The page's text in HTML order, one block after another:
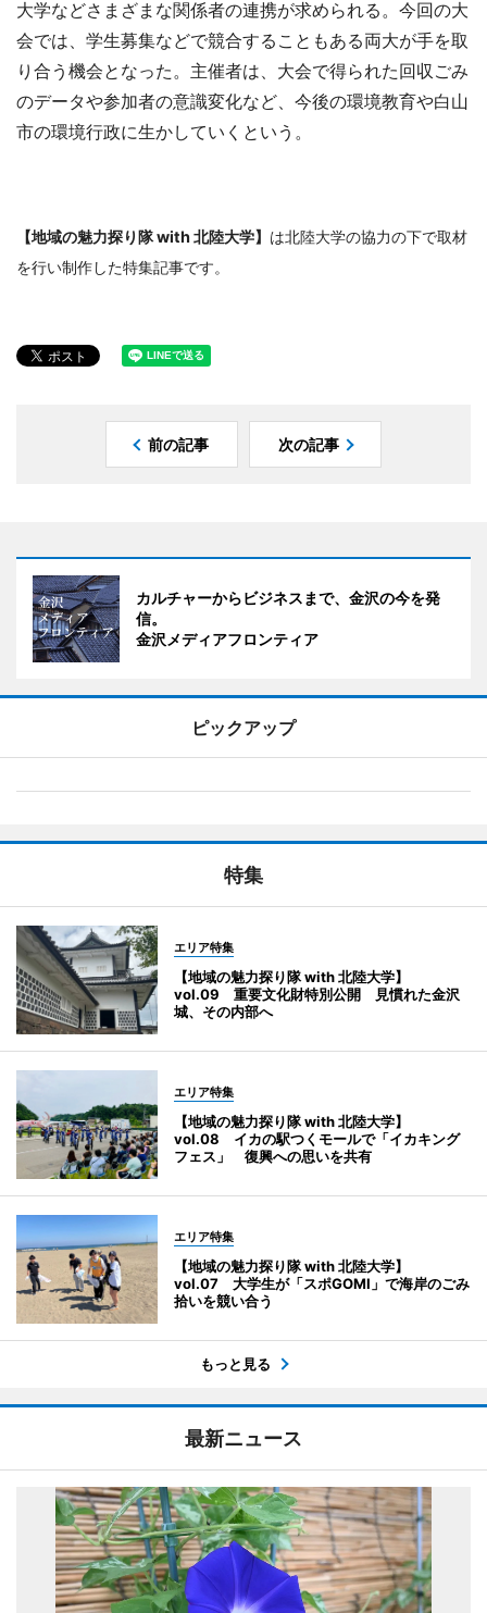
大学などさまざまな関係者の連携が求められる。今回の大
会では、学生募集などで競合することもある両大が手を取
り合う機会となった。主催者は、大会で得られた回収ごみ
のデータや参加者の意識変化など、今後の環境教育や白山
市の環境行政に生かしていくという。
【地域の魅力探り隊 with 北陸大学】 は北陸大学の協力の下で取材
を行い制作した特集記事です。
前の記事 次の記事
カルチャーからビジネスまで、金沢の今を発
信。
金沢メディアフロンティア
ピックアップ
特集
エリア特集
【地域の魅力探り隊 with 北陸大学】
vol.09 重要文化財特別公開 見慣れた金沢
城、その内部へ
エリア特集
【地域の魅力探り隊 with 北陸大学】
vol.08 イカの駅つくモールで「イカキング
フェス」 復興への思いを共有
エリア特集
【地域の魅力探り隊 with 北陸大学】
vol.07 大学生が「スポGOMI」で海岸のごみ
拾いを競い合う
もっと見る
最新ニュース